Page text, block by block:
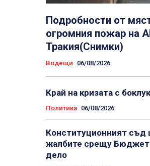
Подробности от
огромния пожар на
Тракия(Снимки)
Водещи 06/08/2026
Край на кризата с
Политика 06/08/2026
Конституционният съд
жалбите срещу Бюджет
дело